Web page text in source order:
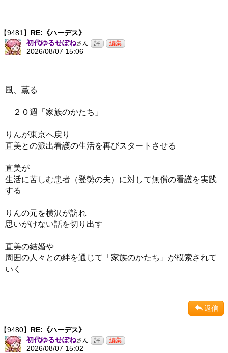
【9481】 RE:《ハーデス》
初代ゆるせぽねさん
2026/08/07 15:06
風、薫る
２０週「家族のかたち」
りんが東京へ戻り
直美との派出看護の生活を再びスタートさせる
直美が
生活に苦しむ患者（登勢の夫）に対して無償の看護を実践
する
りんの元を横沢が訪れ
思いがけない話を切り出す
直美の結婚や
周囲の人々との絆を通じて「家族のかたち」が模索されて
いく
返信
【9480】 RE:《ハーデス》
初代ゆるせぽねさん
2026/08/07 15:02